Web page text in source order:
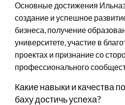
Основные достижения
создание и успешное
бизнеса, получение
университете, участие в
проектах и признание со
профессионального
Какие навыки и качества
баху достичь успеха?